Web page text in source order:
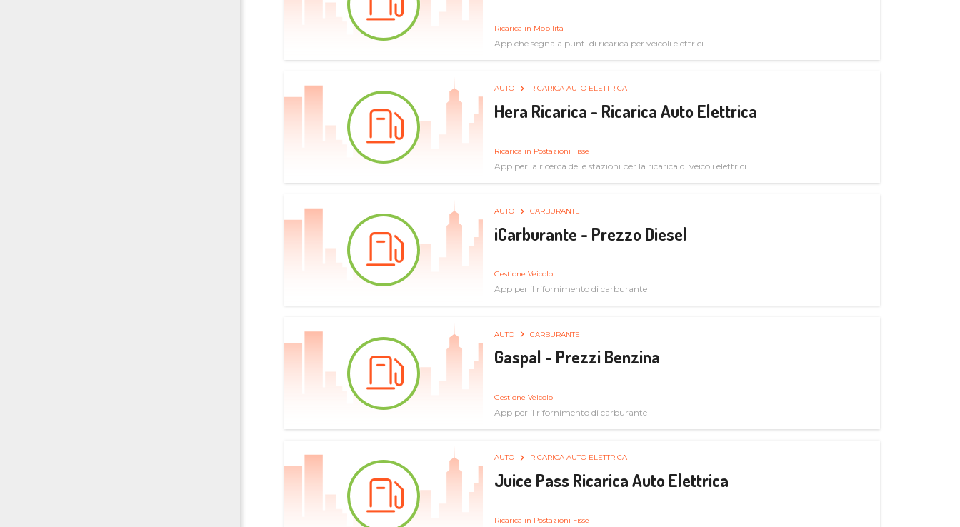
Ricarica in Mobilità
App che segnala punti di ricarica per veicoli elettrici
AUTO RICARICA AUTO ELETTRICA
Hera Ricarica - Ricarica Auto Elettrica
Ricarica in Postazioni Fisse
App per la ricerca delle stazioni per la ricarica di veicoli elettrici
AUTO CARBURANTE
iCarburante - Prezzo Diesel
Gestione Veicolo
App per il rifornimento di carburante
AUTO CARBURANTE
Gaspal - Prezzi Benzina
Gestione Veicolo
App per il rifornimento di carburante
AUTO RICARICA AUTO ELETTRICA
Juice Pass Ricarica Auto Elettrica
Ricarica in Postazioni Fisse